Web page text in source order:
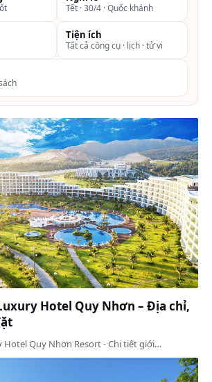
Tết · 30/4 · Quốc khánh
Tiện ích
Tất cả công cụ · lịch · tử vi
Hotel Quy Nhơn – Địa chỉ,
Hotel Quy Nhơn Resort - Chi tiết giới…